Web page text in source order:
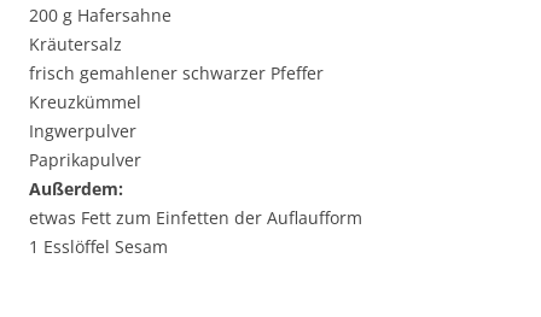
200 g Hafersahne
Kräutersalz
frisch gemahlener schwarzer Pfeffer
Kreuzkümmel
Ingwerpulver
Paprikapulver
Außerdem:
etwas Fett zum Einfetten der Auflaufform
1 Esslöffel Sesam